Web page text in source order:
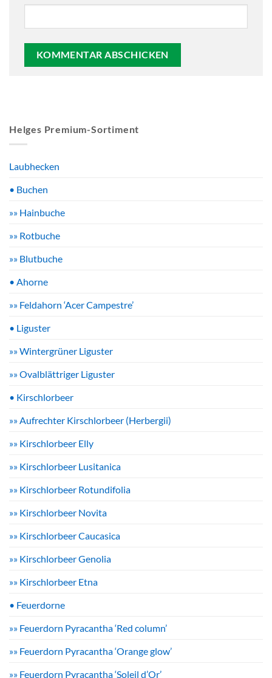
Helges Premium-Sortiment
Laubhecken
• Buchen
»» Hainbuche
»» Rotbuche
»» Blutbuche
• Ahorne
»» Feldahorn ‘Acer Campestre’
• Liguster
»» Wintergrüner Liguster
»» Ovalblättriger Liguster
• Kirschlorbeer
»» Aufrechter Kirschlorbeer (Herbergii)
»» Kirschlorbeer Elly
»» Kirschlorbeer Lusitanica
»» Kirschlorbeer Rotundifolia
»» Kirschlorbeer Novita
»» Kirschlorbeer Caucasica
»» Kirschlorbeer Genolia
»» Kirschlorbeer Etna
• Feuerdorne
»» Feuerdorn Pyracantha ‘Red column’
»» Feuerdorn Pyracantha ‘Orange glow’
»» Feuerdorn Pyracantha ‘Soleil d’Or’